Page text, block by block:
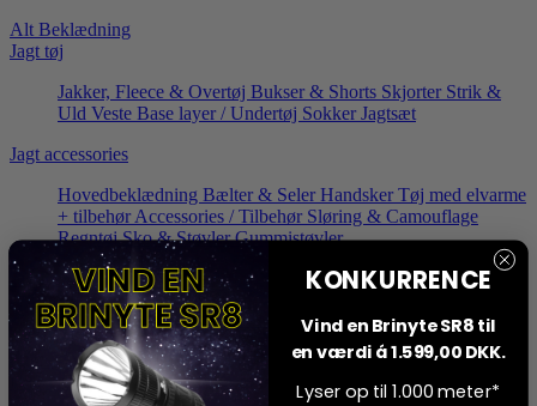
Alt Beklædning
Jagt tøj
Jakker, Fleece & Overtøj Bukser & Shorts Skjorter Strik &
Uld Veste Base layer / Undertøj Sokker Jagtsæt
Jagt accessories
Hovedbeklædning Bælter & Seler Handsker Tøj med elvarme
+ tilbehør Accessories / Tilbehør Sløring & Camouflage
RegntøjSko & StøvlerGummistøvler
Jagtform
Vildsvinejagt BukkejagtSelskabsjagt
Optik
Dagoptik
KONKURRENCE
Vind en Brinyte SR8 til
en værdi á 1.599,00 DKK.
Lyser op til 1.000 meter*